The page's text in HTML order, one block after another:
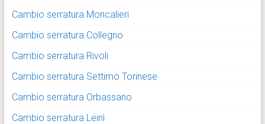
Cambio serratura Moncalieri
Cambio serratura Collegno
Cambio serratura Rivoli
Cambio serratura Settimo Torinese
Cambio serratura Orbassano
Cambio serratura Leinì